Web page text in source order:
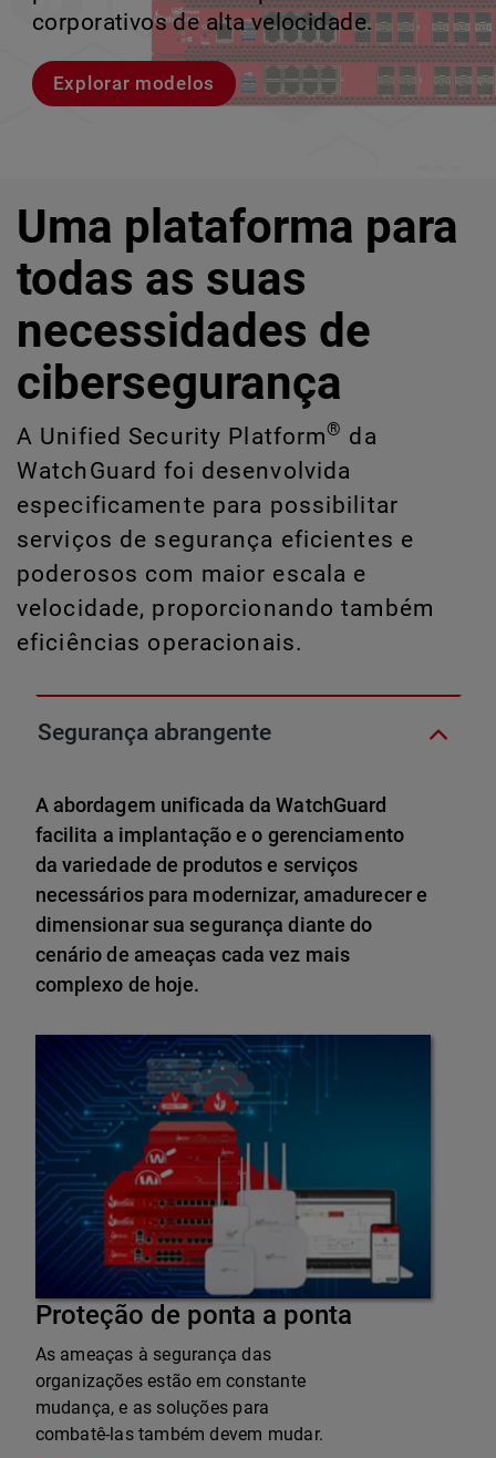
corporativos de alta velocidade.
Explorar modelos
violações e identificar riscos ocultos de
Explore o CloudDR
perder o ritmo.
Conheça Rai
crescimento escalável.
Conheça o WatchGuard EDR
Uma plataforma para
todas as suas
necessidades de
cibersegurança
A Unified Security Platform® da
WatchGuard foi desenvolvida
especificamente para possibilitar
serviços de segurança eficientes e
poderosos com maior escala e
velocidade, proporcionando também
eficiências operacionais.
Segurança abrangente
A abordagem unificada da WatchGuard
facilita a implantação e o gerenciamento
da variedade de produtos e serviços
necessários para modernizar, amadurecer e
dimensionar sua segurança diante do
cenário de ameaças cada vez mais
complexo de hoje.
Proteção de ponta a ponta
As ameaças à segurança das
organizações estão em constante
mudança, e as soluções para
combatê-las também devem mudar.